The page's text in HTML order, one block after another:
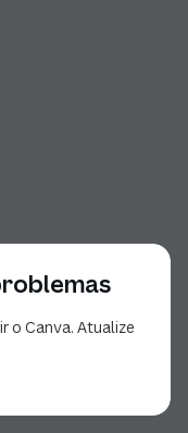
o Canva. Atualize